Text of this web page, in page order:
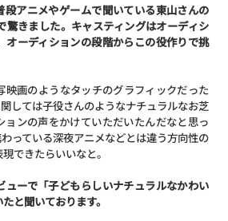
アニメやゲームで聞いている東山さんの
驚きました。キャスティングはオーディシ
オーディションの段階からこの役作りで挑
画のようなタッチのグラフィックだった
しては子役さんのようなナチュラルなお芝
ョンの声をかけていただいたんだなと思っ
っている深夜アニメなどとは違う方向性の
できたらいいなと。
ーで「子どもらしいナチュラルなかわい
と聞いております。